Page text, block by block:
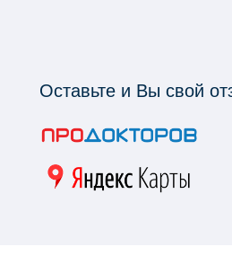
Оставьте и Вы свой